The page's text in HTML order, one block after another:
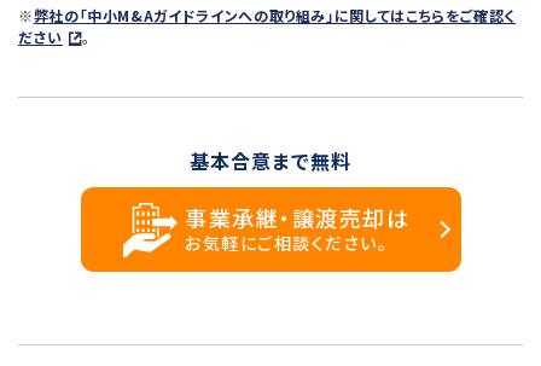
※弊社の「中小M&Aガイドラインへの取り組み」に関してはこちらをご確認く
ださい
。
基本合意まで無料
事業承継・譲渡売却は
お気軽にご相談ください。